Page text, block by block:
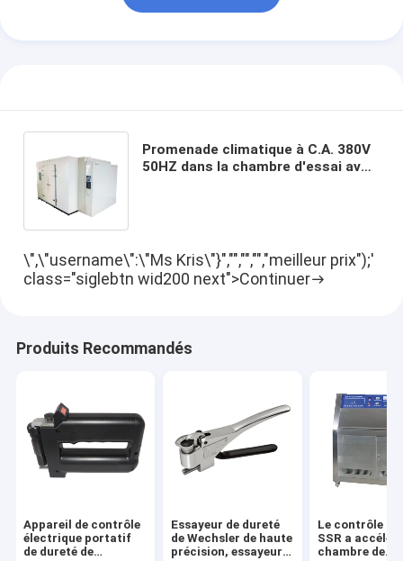
Promenade climatique à C.A. 380V
50HZ dans la chambre d'essai avec
\",\"username\":\"Ms Kris\"}","","","","meilleur prix");'
class="siglebtn wid200 next">Continuer
Produits Recommandés
Appareil de contrôle
électrique portatif
de dureté de
Essayeur de dureté
de Wechsler de haute
précision, essayeur
Le contrôle de
SSR a
chambre de